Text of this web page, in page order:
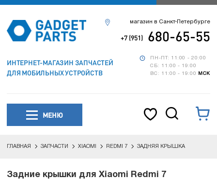
ИНТЕРНЕТ-МАГАЗИН ЗАПЧАСТЕЙ
ДЛЯ МОБИЛЬНЫХ УСТРОЙСТВ
ПН-ПТ: 11:00 - 20:00
СБ: 11:00 - 19:00
ВС: 11:00 - 19:00
МСК
магазин в Санкт-Петербурге
+7 (951) 680-65-55
МЕНЮ
ГЛАВНАЯ ЗАПЧАСТИ XIAOMI REDMI 7 ЗАДНЯЯ КРЫШКА
Задние крышки для Xiaomi Redmi 7